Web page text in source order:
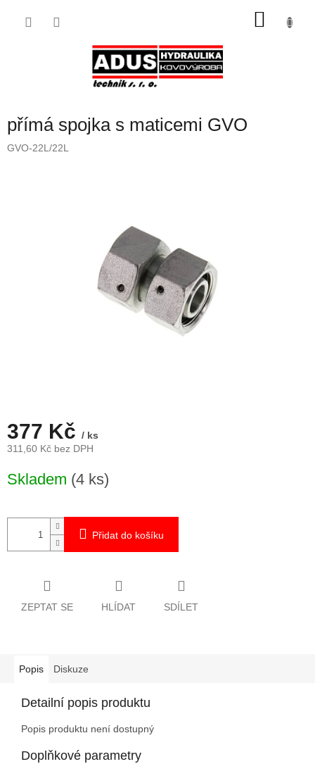
přímá spojka s maticemi GVO
GVO-22L/22L
377 Kč / ks
311,60 Kč bez DPH
cena:
Skladem (4 ks)
Přidat do košíku
ZEPTAT SE HLÍDAT SDÍLET
Popis Diskuze
Detailní popis produktu
Popis produktu není dostupný
Doplňkové parametry